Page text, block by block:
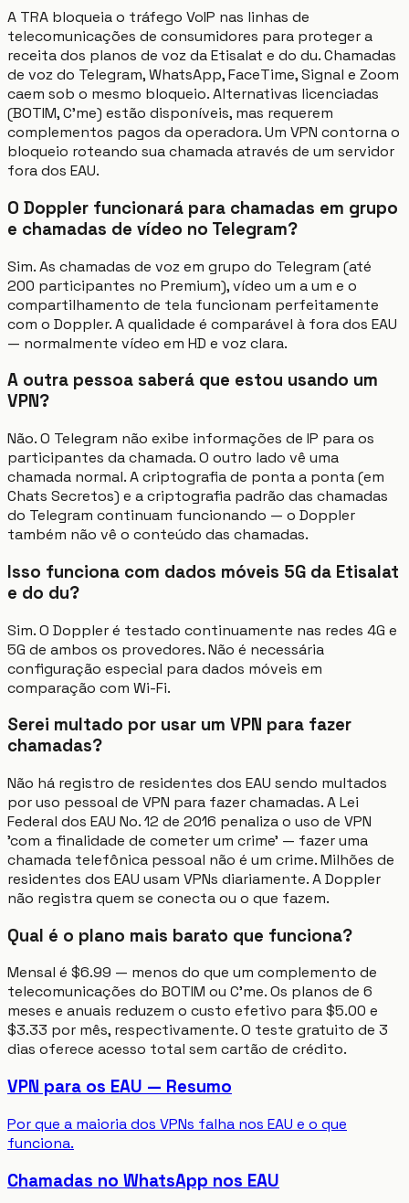
A TRA bloqueia o tráfego VoIP nas linhas de
telecomunicações de consumidores para proteger a
receita dos planos de voz da Etisalat e do du. Chamadas
de voz do Telegram, WhatsApp, FaceTime, Signal e Zoom
caem sob o mesmo bloqueio. Alternativas licenciadas
(BOTIM, C'me) estão disponíveis, mas requerem
complementos pagos da operadora. Um VPN contorna o
bloqueio roteando sua chamada através de um servidor
fora dos EAU.
O Doppler funcionará para chamadas em grupo
e chamadas de vídeo no Telegram?
Sim. As chamadas de voz em grupo do Telegram (até
200 participantes no Premium), vídeo um a um e o
compartilhamento de tela funcionam perfeitamente
com o Doppler. A qualidade é comparável à fora dos EAU
— normalmente vídeo em HD e voz clara.
A outra pessoa saberá que estou usando um
VPN?
Não. O Telegram não exibe informações de IP para os
participantes da chamada. O outro lado vê uma
chamada normal. A criptografia de ponta a ponta (em
Chats Secretos) e a criptografia padrão das chamadas
do Telegram continuam funcionando — o Doppler
também não vê o conteúdo das chamadas.
Isso funciona com dados móveis 5G da Etisalat
e do du?
Sim. O Doppler é testado continuamente nas redes 4G e
5G de ambos os provedores. Não é necessária
configuração especial para dados móveis em
comparação com Wi-Fi.
Serei multado por usar um VPN para fazer
chamadas?
Não há registro de residentes dos EAU sendo multados
por uso pessoal de VPN para fazer chamadas. A Lei
Federal dos EAU No. 12 de 2016 penaliza o uso de VPN
'com a finalidade de cometer um crime' — fazer uma
chamada telefônica pessoal não é um crime. Milhões de
residentes dos EAU usam VPNs diariamente. A Doppler
não registra quem se conecta ou o que fazem.
Qual é o plano mais barato que funciona?
Mensal é $6.99 — menos do que um complemento de
telecomunicações do BOTIM ou C'me. Os planos de 6
meses e anuais reduzem o custo efetivo para $5.00 e
$3.33 por mês, respectivamente. O teste gratuito de 3
dias oferece acesso total sem cartão de crédito.
VPN para os EAU — Resumo
Por que a maioria dos VPNs falha nos EAU e o que
funciona.
Chamadas no WhatsApp nos EAU